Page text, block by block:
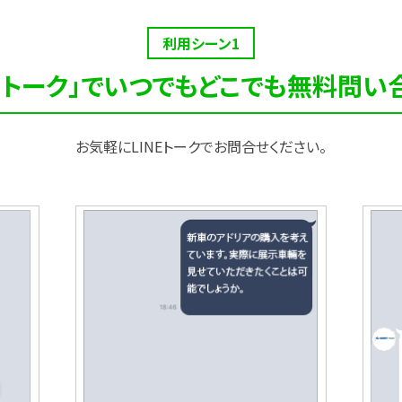
利用シーン1
ーク」でいつでもどこでも無料問い
お気軽にLINEトークでお問合せください。